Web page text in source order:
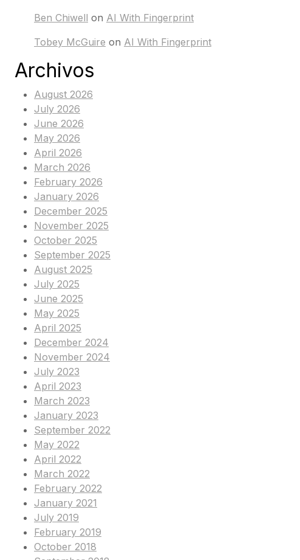
Ben Chiwell on AI With Fingerprint
Tobey McGuire on AI With Fingerprint
Archivos
August 2026
July 2026
June 2026
May 2026
April 2026
March 2026
February 2026
January 2026
December 2025
November 2025
October 2025
September 2025
August 2025
July 2025
June 2025
May 2025
April 2025
December 2024
November 2024
July 2023
April 2023
March 2023
January 2023
September 2022
May 2022
April 2022
March 2022
February 2022
January 2021
July 2019
February 2019
October 2018